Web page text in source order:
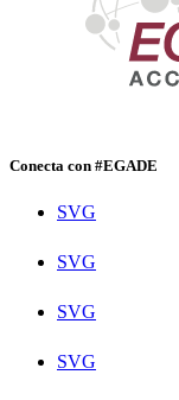
Conecta con #EGADE
SVG
SVG
SVG
SVG